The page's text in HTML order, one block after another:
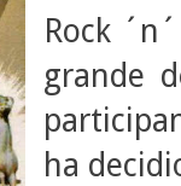
Rock
grande
ha